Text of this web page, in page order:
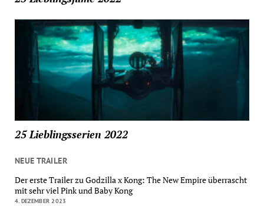
25 Lieblingsserien 2022
NEUE TRAILER
Der erste Trailer zu Godzilla x Kong: The New Empire überrascht
mit sehr viel Pink und Baby Kong
4. DEZEMBER 2023